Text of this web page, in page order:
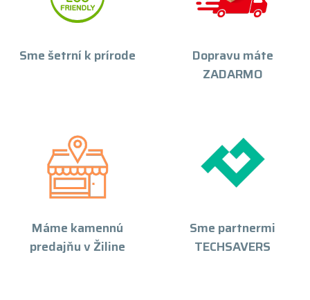
Sme šetrní k prírode
Dopravu máte
ZADARMO
Máme kamennú
predajňu v Žiline
Sme partnermi
TECHSAVERS